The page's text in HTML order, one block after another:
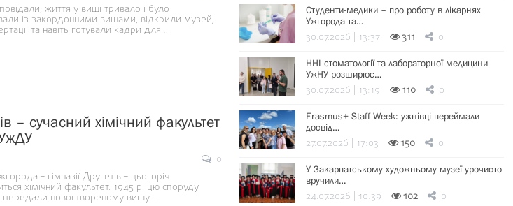
життя у виші тривало і було
із закордонними вишами, відкрили музей,
та навіть готували кадри для…
– сучасний хімічний факультет
0
– гімназії Другетів – цьогоріч
хімічний факультет. 1945 р. цю споруду
передали новоствореному вишу.…
Студенти-медики – про роботу в лікарнях
Ужгорода та…
30.07.2026 | 13:37 311 0
ННІ стоматології та лабораторної медицини
УжНУ розширює…
30.07.2026 | 13:19 110 0
Erasmus+ Staff Week: ужнівці переймали
досвід…
27.07.2026 | 17:03 150 0
У Закарпатському художньому музеї урочисто
вручили…
24.07.2026 | 10:39 102 0